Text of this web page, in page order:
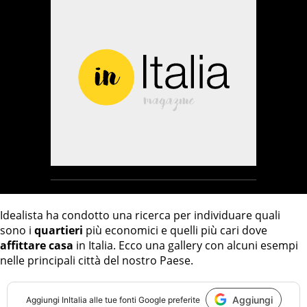
Idealista ha condotto una ricerca per individuare quali
sono i quartieri più economici e quelli più cari dove
affittare casa in Italia. Ecco una gallery con alcuni esempi
nelle principali città del nostro Paese.
Aggiungi InItalia alle tue fonti Google preferite Aggiungi